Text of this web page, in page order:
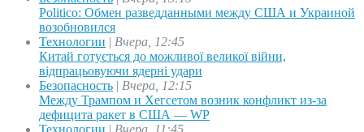
Politico: Обмен разведданными между США и Украиной
возобновился
Технологии | Вчера, 12:45
Китай готується до можливої великої війни,
відпрацьовуючи ядерні удари
Безопасность | Вчера, 12:15
Между Трампом и Хегсетом возник конфликт из-за
дефицита ракет в США — WP
Технологии | Вчера, 11:45